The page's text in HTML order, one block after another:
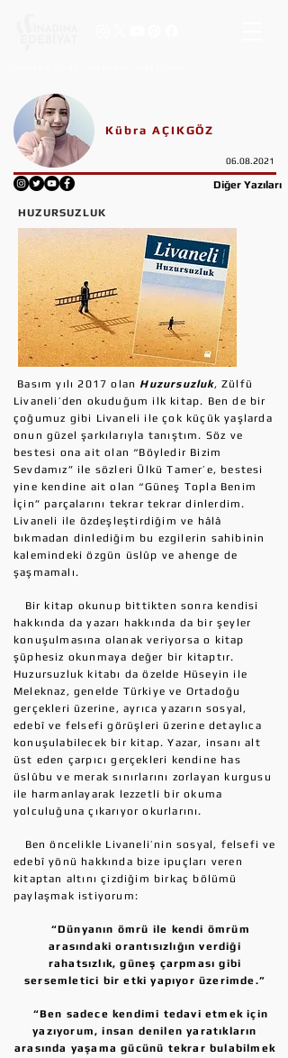
Kübra AÇIKGÖZ
06.08.2021
Diğer Yazıları
HUZURSUZLUK
Basım yılı 2017 olan Huzursuzluk, Zülfü
Livaneli’den okuduğum ilk kitap. Ben de bir
çoğumuz gibi Livaneli ile çok küçük yaşlarda
onun güzel şarkılarıyla tanıştım. Söz ve
bestesi ona ait olan “Böyledir Bizim
Sevdamız” ile sözleri Ülkü Tamer’e, bestesi
yine kendine ait olan “Güneş Topla Benim
İçin” parçalarını tekrar tekrar dinlerdim.
Livaneli ile özdeşleştirdiğim ve hâlâ
bıkmadan dinlediğim bu ezgilerin sahibinin
kalemindeki özgün üslûp ve ahenge de
şaşmamalı.
Bir kitap okunup bittikten sonra kendisi
hakkında da yazarı hakkında da bir şeyler
konuşulmasına olanak veriyorsa o kitap
şüphesiz okunmaya değer bir kitaptır.
Huzursuzluk kitabı da özelde Hüseyin ile
Meleknaz, genelde Türkiye ve Ortadoğu
gerçekleri üzerine, ayrıca yazarın sosyal,
edebî ve felsefi görüşleri üzerine detaylıca
konuşulabilecek bir kitap. Yazar, insanı alt
üst eden çarpıcı gerçekleri kendine has
üslûbu ve merak sınırlarını zorlayan kurgusu
ile harmanlayarak lezzetli bir okuma
yolculuğuna çıkarıyor okurlarını.
Ben öncelikle Livaneli’nin sosyal, felsefi ve
edebî yönü hakkında bize ipuçları veren
kitaptan altını çizdiğim birkaç bölümü
paylaşmak istiyorum:
“Dünyanın ömrü ile kendi ömrüm
arasındaki orantısızlığın verdiği
rahatsızlık, güneş çarpması gibi
sersemletici bir etki yapıyor üzerimde.”
“Ben sadece kendimi tedavi etmek için
yazıyorum, insan denilen yaratıkların
arasında yaşama gücünü tekrar bulabilmek